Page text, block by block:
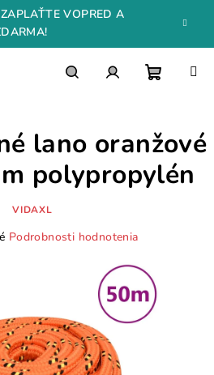
VOPRED A
košík
lano oranžové
polypropylén
VIDAXL
Podrobnosti hodnotenia